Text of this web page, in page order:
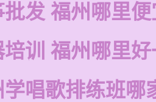
批发 福州哪里
培训 福州哪里
唱歌排练班哪